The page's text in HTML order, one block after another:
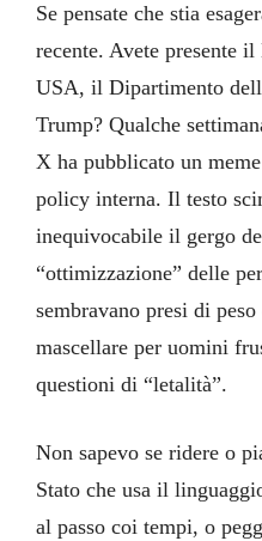
Se pensate che stia
recente. Avete presente
USA, il Dipartimento
Trump? Qualche
X ha pubblicato un
policy interna. Il testo
inequivocabile il gergo
“ottimizzazione” delle
sembravano presi di
mascellare per uomini
questioni di “letalità”.
Non sapevo se ridere o
Stato che usa il
al passo coi tempi, o